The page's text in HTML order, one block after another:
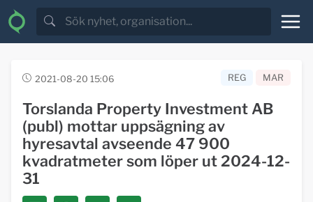
2021-08-20 15:06 REG MAR
Torslanda Property Investment AB
(publ) mottar uppsägning av
hyresavtal avseende 47 900
kvadratmeter som löper ut 2024-12-
31